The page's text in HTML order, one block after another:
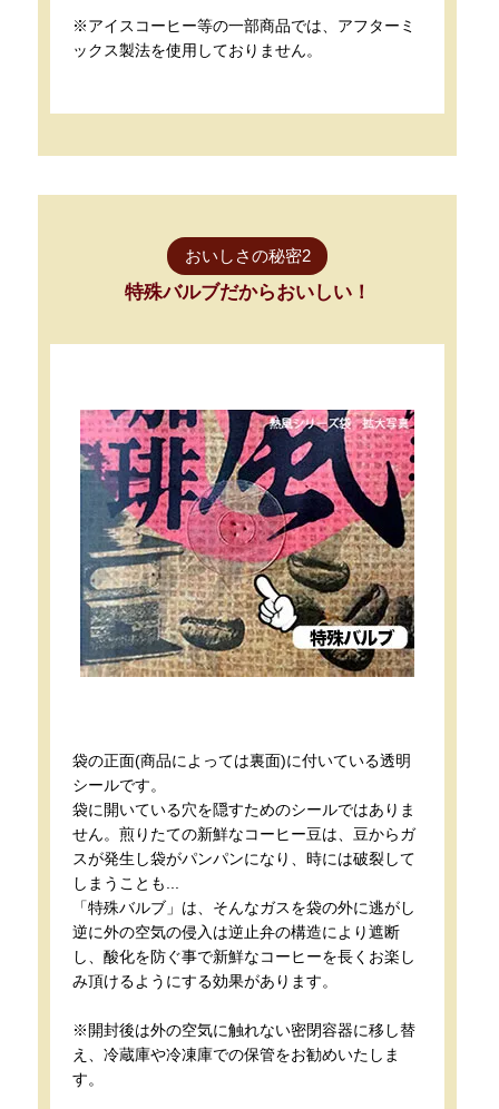
※アイスコーヒー等の一部商品では、アフターミ
ックス製法を使用しておりません。
おいしさの秘密2
特殊バルブだからおいしい！
袋の正面(商品によっては裏面)に付いている透明
シールです。
袋に開いている穴を隠すためのシールではありま
せん。煎りたての新鮮なコーヒー豆は、豆からガ
スが発生し袋がパンパンになり、時には破裂して
しまうことも...
「特殊バルブ」は、そんなガスを袋の外に逃がし
逆に外の空気の侵入は逆止弁の構造により遮断
し、酸化を防ぐ事で新鮮なコーヒーを長くお楽し
み頂けるようにする効果があります。
※開封後は外の空気に触れない密閉容器に移し替
え、冷蔵庫や冷凍庫での保管をお勧めいたしま
す。